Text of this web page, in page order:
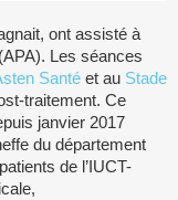
ont assisté à
Les séances
Santé et au Stade
traitement. Ce
janvier 2017
du département
de l’IUCT-